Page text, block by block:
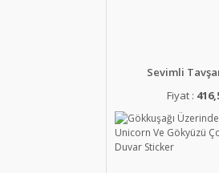
Sevimli
Fiyat :